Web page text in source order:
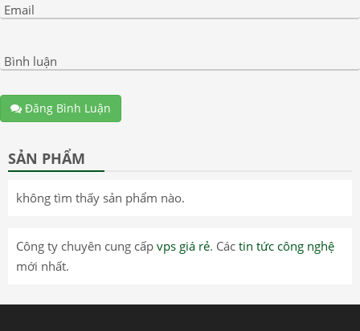
Email
Bình luận
Đăng Bình Luận
SẢN PHẨM
không tìm thấy sản phẩm nào.
Công ty chuyên cung cấp vps giá rẻ. Các tin tức công nghệ
mới nhất.